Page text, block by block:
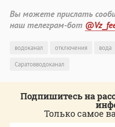
Вы можете прислать
наш телеграм-бот
водоканал отключения вода
Саратовводоканал
Подпишитесь на
Только самое